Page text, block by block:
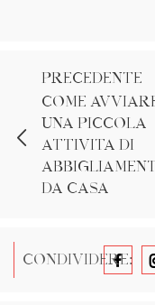
PRECEDENTE
Come
una piccola
attività di
da casa
CONDIVIDERE: